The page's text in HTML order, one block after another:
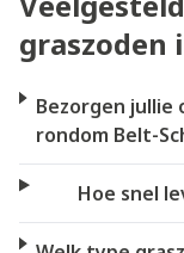
graszoden
Bezorgen jullie
rondom Belt-
Hoe snel